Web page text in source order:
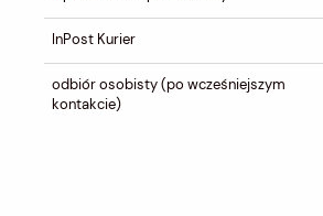
InPost Kurier
odbiór osobisty(po wcześniejszym
kontakcie)